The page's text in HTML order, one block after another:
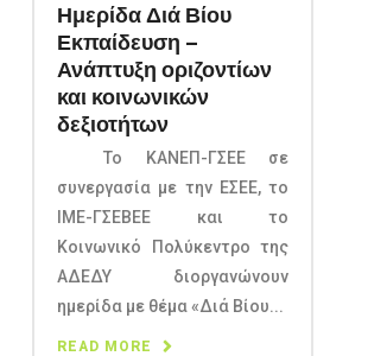
Ημερίδα Διά Βίου
Εκπαίδευση –
Ανάπτυξη οριζοντίων
και κοινωνικών
δεξιοτήτων
Το ΚΑΝΕΠ-ΓΣΕΕ σε
συνεργασία με την ΕΣΕΕ, το
ΙΜΕ-ΓΣΕΒΕΕ και το
Κοινωνικό Πολύκεντρο της
ΑΔΕΔΥ διοργανώνουν
ημερίδα με θέμα «Διά Βίου...
READ MORE